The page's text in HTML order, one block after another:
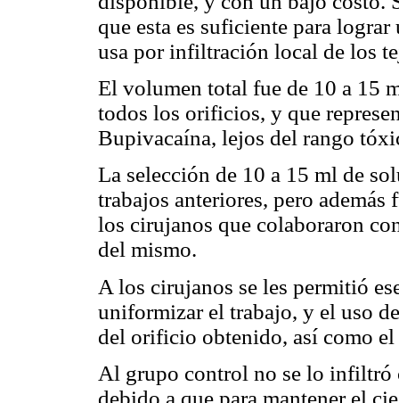
que esta es suficiente para
usa por infiltración local de los
El volumen total fue de 10 a 15
todos los orificios, y que
Bupivacaína, lejos del rango
La selección de 10 a 15 ml de
trabajos anteriores, pero
los cirujanos que colaboraron
del mismo.
A los cirujanos se les permitió
uniformizar el trabajo, y el uso
del orificio obtenido, así como
Al grupo control no se lo
debido a que para mantener el